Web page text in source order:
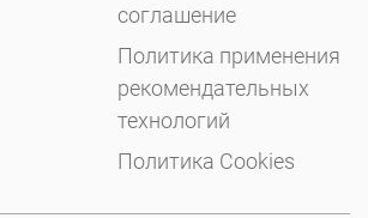
соглашение
Политика применения
рекомендательных
технологий
Политика Cookies